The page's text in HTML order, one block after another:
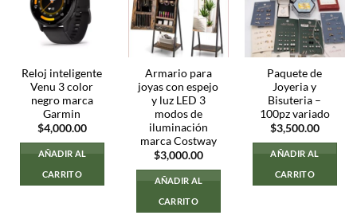
Reloj inteligente
Venu 3 color
negro marca
Garmin
$4,000.00
AÑADIR AL
CARRITO
Armario para
joyas con espejo
y luz LED 3
modos de
iluminación
marca Costway
$3,000.00
AÑADIR AL
CARRITO
Paquete de
Joyeria y
Bisuteria –
100pz variado
$3,500.00
AÑADIR AL
CARRITO